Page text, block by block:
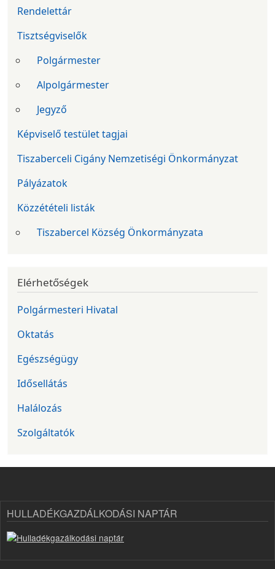
Rendelettár
Tisztségviselők
Polgármester
Alpolgármester
Jegyző
Képviselő testület tagjai
Tiszaberceli Cigány Nemzetiségi Önkormányzat
Pályázatok
Közzétételi listák
Tiszabercel Község Önkormányzata
Elérhetőségek
Polgármesteri Hivatal
Oktatás
Egészségügy
Idősellátás
Halálozás
Szolgáltatók
HULLADÉKGAZDÁLKODÁSI NAPTÁR